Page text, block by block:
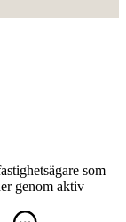
som
genom aktiv